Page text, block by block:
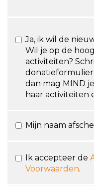
Ja, ik wil de
Wil je op de
activiteiten?
dan mag MIND
haar activiteiten
Mijn naam
Ik accepteer de
Voorwaarden.